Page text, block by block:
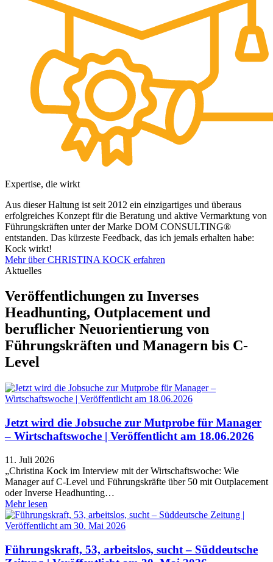
Expertise, die wirkt
Aus dieser Haltung ist seit 2012 ein einzigartiges und überaus
erfolgreiches Konzept für die Beratung und aktive Vermarktung von
Führungskräften unter der Marke DOM CONSULTING®
entstanden. Das kürzeste Feedback, das ich jemals erhalten habe:
Kock wirkt!
Mehr über CHRISTINA KOCK erfahren
Aktuelles
Veröffentlichungen zu Inverses
Headhunting, Outplacement und
beruflicher Neuorientierung von
Führungskräften und Managern bis C-
Level
Jetzt wird die Jobsuche zur Mutprobe für Manager
– Wirtschaftswoche | Veröffentlicht am 18.06.2026
11. Juli 2026
„Christina Kock im Interview mit der Wirtschaftswoche: Wie
Manager auf C-Level und Führungskräfte über 50 mit Outplacement
oder Inverse Headhunting…
Mehr lesen
Führungskraft, 53, arbeitslos, sucht – Süddeutsche